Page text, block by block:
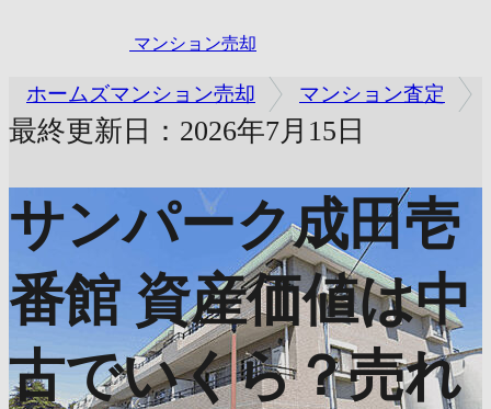
マンション売却
ホームズマンション売却 マンション査定
最終更新日：2026年7月15日
サンパーク成田壱
番館 資産価値は中
古でいくら？売れ